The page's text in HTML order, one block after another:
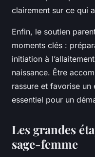
clairement sur ce qui
Enfin, le soutien
moments clés :
initiation à
naissance. Être
rassure et favorise
essentiel pour un
Les grandes
sage-femme